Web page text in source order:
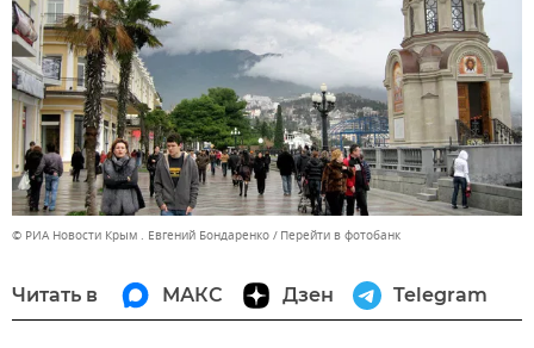
© РИА Новости Крым . Евгений Бондаренко Перейти в фотобанк
Читать в МАКС Дзен Telegram